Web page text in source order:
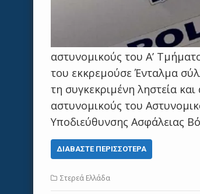
αστυνομικούς του Α’
του εκκρεμούσε Ένταλμα
τη συγκεκριμένη ληστεία
αστυνομικούς του
Υποδιεύθυνσης Ασφάλειας
ΔΙΑΒΆΣΤΕ ΠΕΡΙΣΣΌΤΕΡΑ
Στερεά Ελλάδα